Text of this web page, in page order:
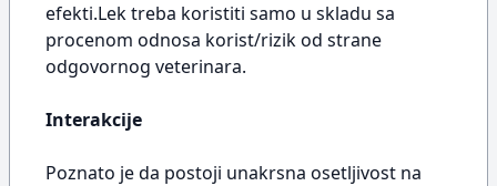
efekti.Lek treba koristiti samo u skladu sa
procenom odnosa korist/rizik od strane
odgovornog veterinara.
Interakcije
Poznato je da postoji unakrsna osetljivost na